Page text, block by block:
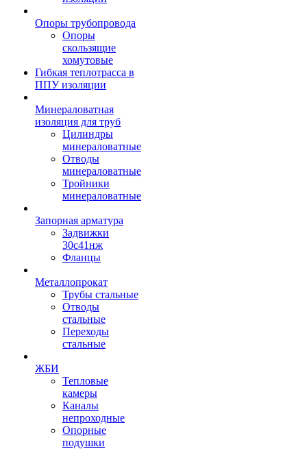
Опоры трубопровода
Опоры
скользящие
хомутовые
Гибкая теплотрасса в
ППУ изоляции
Минераловатная
изоляция для труб
Цилиндры
минераловатные
Отводы
минераловатные
Тройники
минераловатные
Запорная арматура
Задвижки
30с41нж
Фланцы
Металлопрокат
Трубы стальные
Отводы
стальные
Переходы
стальные
ЖБИ
Тепловые
камеры
Каналы
непроходные
Опорные
подушки